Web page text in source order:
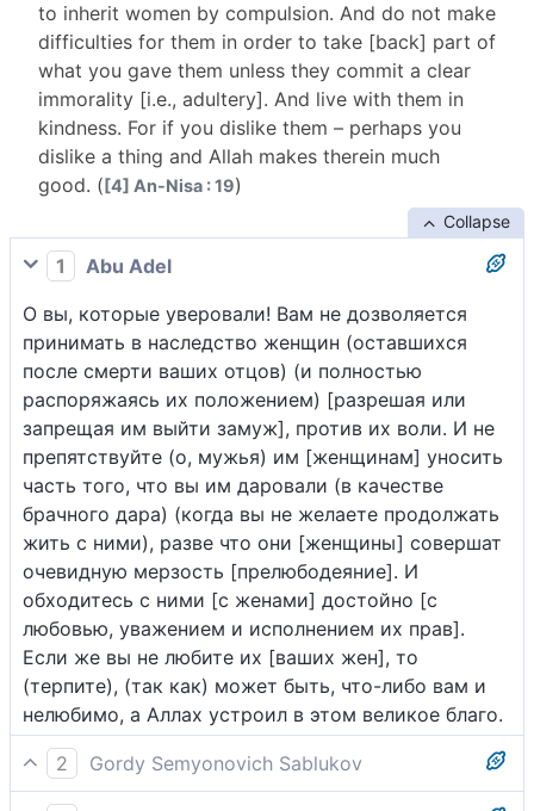
to inherit women by compulsion. And do not make
difficulties for them in order to take [back] part of
what you gave them unless they commit a clear
immorality [i.e., adultery]. And live with them in
kindness. For if you dislike them – perhaps you
dislike a thing and Allah makes therein much
good. ([4] An-Nisa : 19)
Collapse
1
Abu Adel
О вы, которые уверовали! Вам не дозволяется
принимать в наследство женщин (оставшихся
после смерти ваших отцов) (и полностью
распоряжаясь их положением) [разрешая или
запрещая им выйти замуж], против их воли. И не
препятствуйте (о, мужья) им [женщинам] уносить
часть того, что вы им даровали (в качестве
брачного дара) (когда вы не желаете продолжать
жить с ними), разве что они [женщины] совершат
очевидную мерзость [прелюбодеяние]. И
обходитесь с ними [с женами] достойно [с
любовью, уважением и исполнением их прав].
Если же вы не любите их [ваших жен], то
(терпите), (так как) может быть, что-либо вам и
нелюбимо, а Аллах устроил в этом великое благо.
2
Gordy Semyonovich Sablukov